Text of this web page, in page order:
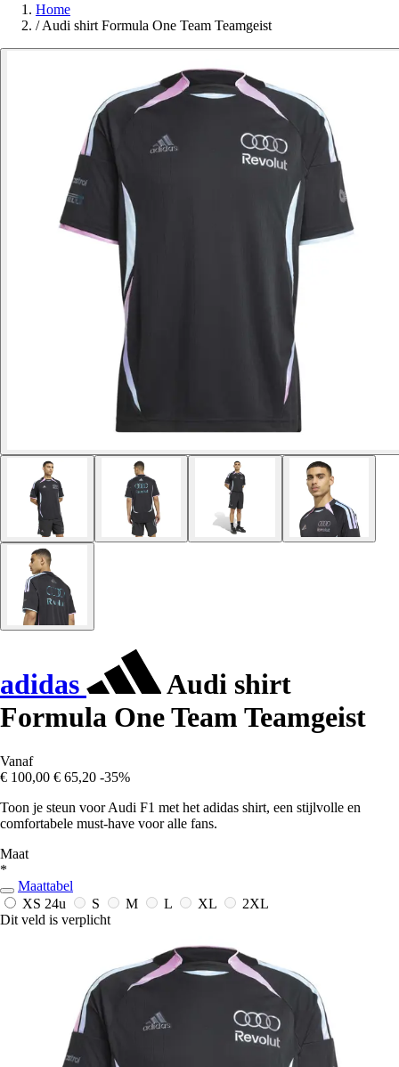
Home
/ Audi shirt Formula One Team Teamgeist
adidas
Audi shirt
Formula One Team Teamgeist
Vanaf
€ 100,00 € 65,20 -35%
Toon je steun voor Audi F1 met het adidas shirt, een stijlvolle en
comfortabele must-have voor alle fans.
Maat
*
Maattabel
XS 24u S M L XL
2XL
Dit veld is verplicht